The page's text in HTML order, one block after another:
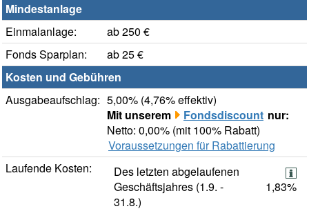
Mindestanlage
Einmalanlage:
ab 250 €
Fonds Sparplan:
ab 25 €
Kosten und Gebühren
Ausgabeaufschlag: 5,00% (4,76% effektiv)
Mit unserem
Fondsdiscount nur:
Netto: 0,00% (mit 100% Rabatt)
Voraussetzungen für Rabattierung
Laufende Kosten:
Des letzten abgelaufenen
Geschäftsjahres (1.9. -
31.8.)
1,83%